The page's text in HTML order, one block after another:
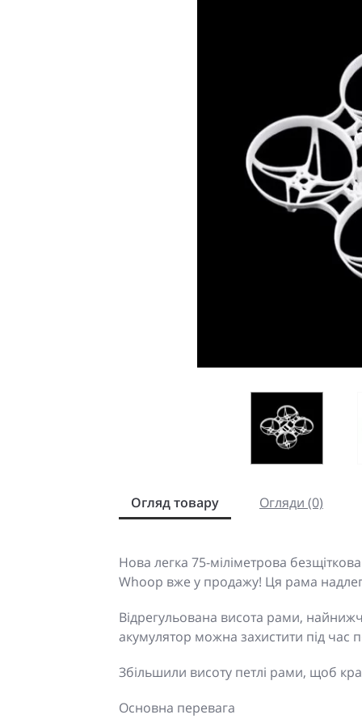
Огляд товару Огляди (0)
Нова легка 75-міліметрова
Whoop вже у продажу! Ця рама
Відрегульована висота рами,
акумулятор можна захистити під час
Збільшили висоту петлі рами, щоб
Основна перевага